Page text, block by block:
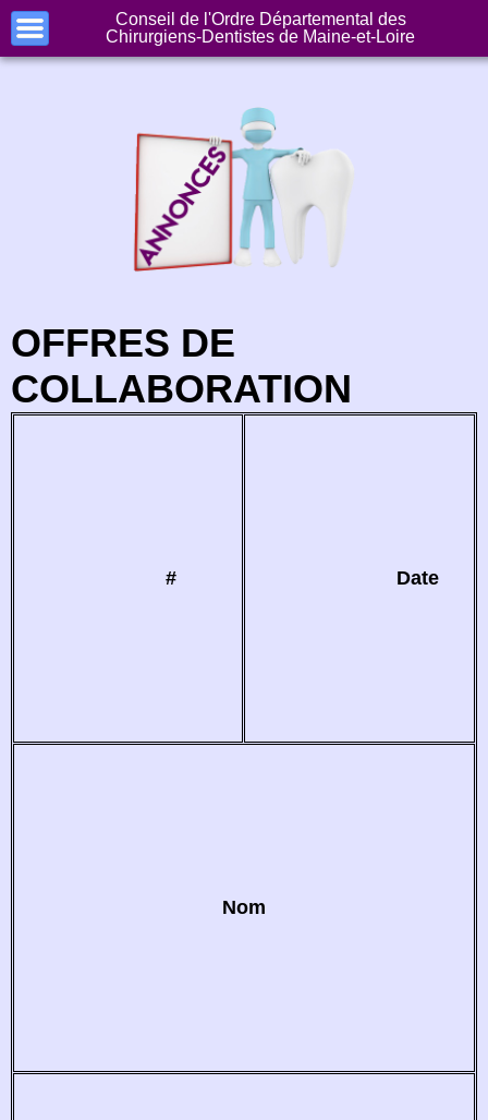
Conseil de l'Ordre Départemental des
Chirurgiens-Dentistes de Maine-et-Loire
Accueil
Documents
Liens
OFFRES DE
COLLABORATION
# Date
Nom